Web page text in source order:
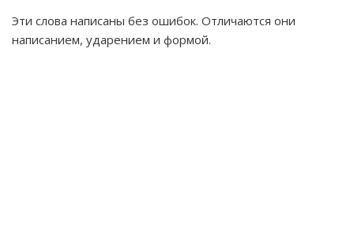
Эти слова написаны без ошибок. Отличаются они
написанием, ударением и формой.